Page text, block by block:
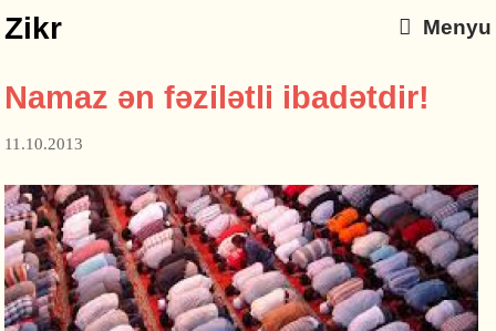
Zikr Menyu
Namaz ən fəzilətli ibadətdir!
11.10.2013